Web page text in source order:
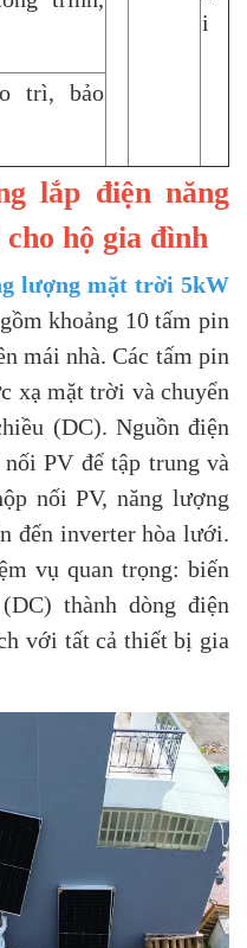
i
trì, bảo
lắp điện năng
hộ gia đình
lượng mặt trời 5kW
khoảng 10 tấm pin
mái nhà. Các tấm pin
xạ mặt trời và chuyển
(DC). Nguồn điện
PV để tập trung và
nối PV, năng lượng
đến inverter hòa lưới.
vụ quan trọng: biến
thành dòng điện
với tất cả thiết bị gia